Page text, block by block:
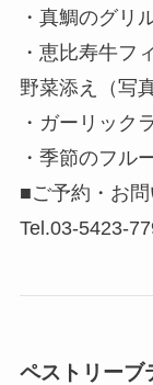
・真鯛のグリ
・恵比寿牛フ
野菜添え（写
・ガーリック
・季節のフル
■ご予約・お
Tel.03-5423-
ペストリーブ